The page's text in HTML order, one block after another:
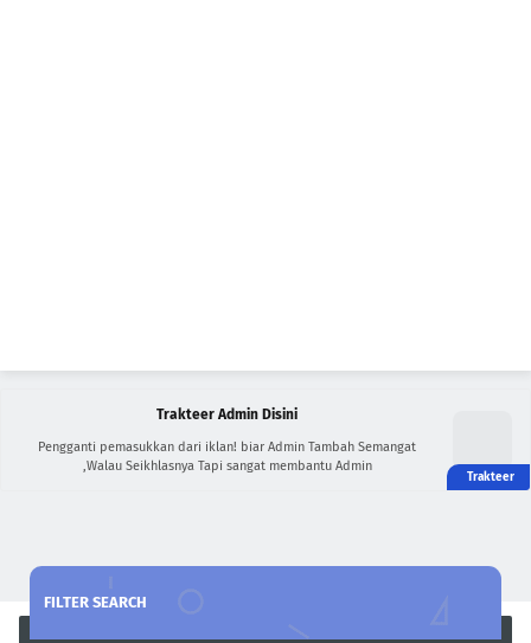
Trakteer Admin Disini
Pengganti pemasukkan dari iklan! biar Admin Tambah Semangat
,Walau Seikhlasnya Tapi sangat membantu Admin
FILTER SEARCH